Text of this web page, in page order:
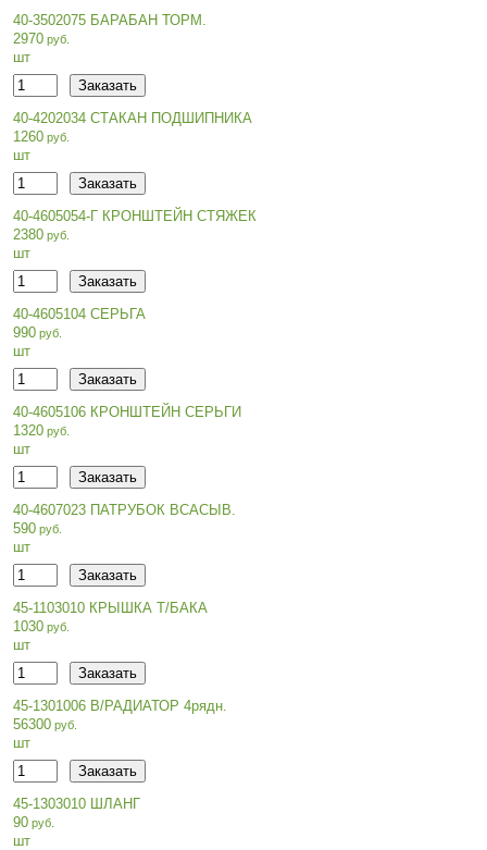
40-3502075 БАРАБАН ТОРМ.
2970
шт
40-4202034 СТАКАН ПОДШИПНИКА
1260
шт
40-4605054-Г КРОНШТЕЙН СТЯЖЕК
2380
шт
40-4605104 СЕРЬГА
990
шт
40-4605106 КРОНШТЕЙН СЕРЬГИ
1320
шт
40-4607023 ПАТРУБОК ВСАСЫВ.
590
шт
45-1103010 КРЫШКА Т/БАКА
1030
шт
45-1301006 В/РАДИАТОР 4рядн.
56300
шт
45-1303010 ШЛАНГ
90
шт